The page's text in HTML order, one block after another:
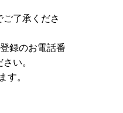
了承くださ
録のお電話番
い。
。